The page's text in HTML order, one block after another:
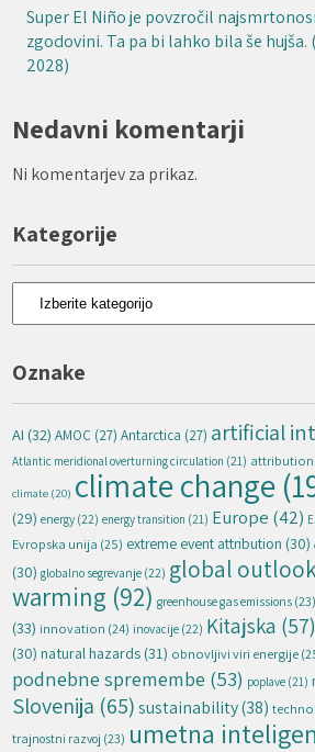
Super El Niño je povzročil
zgodovini. Ta pa bi lahko bila še hujša.
2028)
Nedavni komentarji
Ni komentarjev za prikaz.
Kategorije
Kategorije
Oznake
AI (32) AMOC (27) Antarctica (27) artificial
Atlantic meridional overturning circulation (21) attribution
climate (20) climate change
(29) energy (22) energy transition (21) Europe (42)
Evropska unija (25) extreme event attribution (30)
(30) globalno segrevanje (22) global
warming (92) greenhouse gas emissions (23)
(33) innovation (24) inovacije (22) Kitajska (57)
(30) natural hazards (31) obnovljivi viri energije
podnebne spremembe (53) poplave (21)
Slovenija (65) sustainability(38)
trajnostni razvoj (23) umetna